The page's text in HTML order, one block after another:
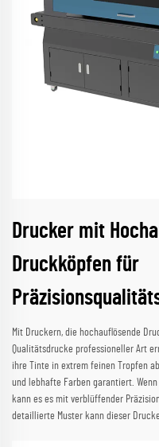
Drucker mit
Druckköpfen für
Mit Druckern, die hochauflösende
Qualitätsdrucke professioneller Art
ihre Tinte in extrem feinen Tropfen
und lebhafte Farben garantiert.
kann es es mit verblüffender
detaillierte Muster kann dieser